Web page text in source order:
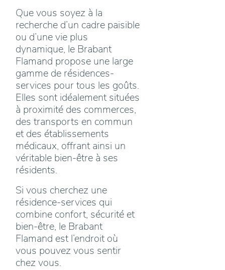
Que vous soyez à la
recherche d’un cadre paisible
ou d’une vie plus
dynamique, le Brabant
Flamand propose une large
gamme de résidences-
services pour tous les goûts.
Elles sont idéalement situées
à proximité des commerces,
des transports en commun
et des établissements
médicaux, offrant ainsi un
véritable bien-être à ses
résidents.
Si vous cherchez une
résidence-services qui
combine confort, sécurité et
bien-être, le Brabant
Flamand est l’endroit où
vous pouvez vous sentir
chez vous.